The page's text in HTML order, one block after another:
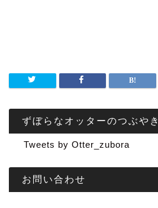
ずぼらなオッターのつぶやき
Tweets by Otter_zubora
お問い合わせ